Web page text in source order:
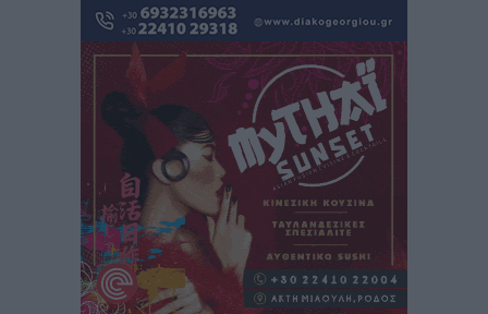
“Η Ευρώπη αντιμετώπιζε το προσφυγικό σαν ταινία
τρόμου” – Η συγκλονιστική μαρτυρία της Χαρούλας
Γιασιράνη στον RV για τα γεγονότα που οδήγησαν στο
Σύμφωνο της Λέρου
Τοπικές Ειδήσεις • πριν 10 ώρες
Συναυλία με τον Γιάννη Κότσιρα στις 21 Αυγούστου
Πολιτιστικά• πριν 10 ώρες
Έκτακτη συνεδρίαση της Δημοτικής Επιτροπής Ρόδου
αύριο Παρασκευή 7 Αυγούστου